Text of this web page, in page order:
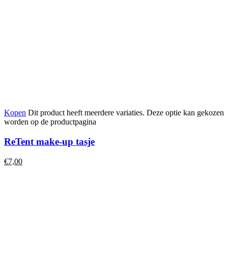
Kopen Dit product heeft meerdere variaties. Deze optie kan gekozen
worden op de productpagina
ReTent make-up tasje
€7,00